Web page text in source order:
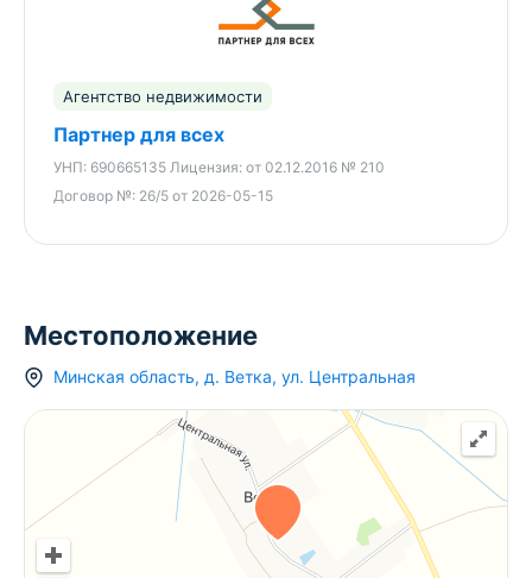
Агентство недвижимости
Партнер для всех
УНП: 690665135 Лицензия: от 02.12.2016 № 210
Договор №: 26/5 от 2026-05-15
Местоположение
Минская область, д. Ветка, ул. Центральная